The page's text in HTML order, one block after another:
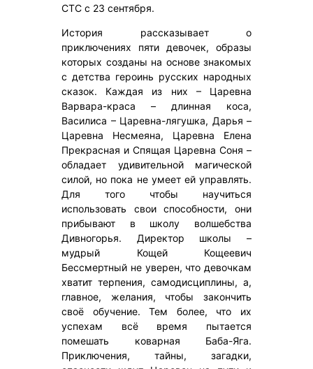
СТС с 23 сентября.
История рассказывает о
приключениях пяти девочек, образы
которых созданы на основе знакомых
с детства героинь русских народных
сказок. Каждая из них – Царевна
Варвара-краса – длинная коса,
Василиса – Царевна-лягушка, Дарья –
Царевна Несмеяна, Царевна Елена
Прекрасная и Спящая Царевна Соня –
обладает удивительной магической
силой, но пока не умеет ей управлять.
Для того чтобы научиться
использовать свои способности, они
прибывают в школу волшебства
Дивногорья. Директор школы –
мудрый Кощей Кощеевич
Бессмертный не уверен, что девочкам
хватит терпения, самодисциплины, а,
главное, желания, чтобы закончить
своё обучение. Тем более, что их
успехам всё время пытается
помешать коварная Баба-Яга.
Приключения, тайны, загадки,